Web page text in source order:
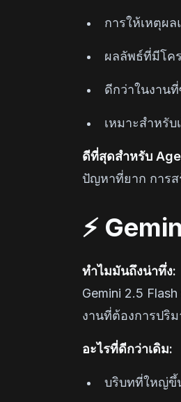
การให้เหตุผ
ผลลัพธ์ที่มีโค
ดีกว่าในงาน
เหมาะสำหรั
ดีที่สุดสำหรับ
ปัญหาที่ยาก การส
⚡
ทำไมมันถึงน่าทึ่ง:
Gemini 2.5 Flash
งานที่ต้องการปริ
อะไรที่ดีกว่าเดิม:
บริบทที่ใหญ่ขึ้